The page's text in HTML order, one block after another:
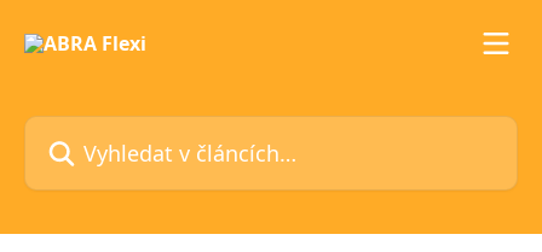
Vyhledat v článcích…